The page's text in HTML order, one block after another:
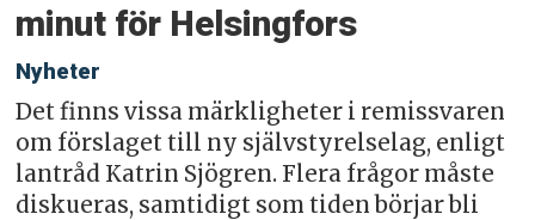
minut för Helsingfors
Nyheter
Det finns vissa märkligheter i remissvaren
om förslaget till ny självstyrelselag, enligt
lantråd Katrin Sjögren. Flera frågor måste
diskueras, samtidigt som tiden börjar bli